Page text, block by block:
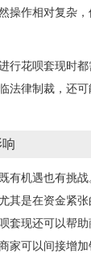
操作相对复杂
行花呗套现时
法律制裁，还
有机遇也有挑
其是在资金紧
套现还可以帮
家可以间接增加